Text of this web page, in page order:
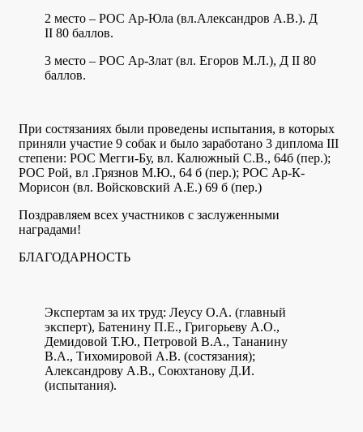
2 место – РОС Ар-Юла (вл.Александров А.В.). Д
II 80 баллов.
3 место – РОС Ар-Злат (вл. Егоров М.Л.), Д II 80
баллов.
При состязаниях были проведены испытания, в которых
приняли участие 9 собак и было заработано 3 диплома III
степени: РОС Мегги-Бу, вл. Калюжный С.В., 64б (пер.);
РОС Рой, вл .Грязнов М.Ю., 64 б (пер.); РОС Ар-К-
Морисон (вл. Войсковский А.Е.) 69 б (пер.)
Поздравляем всех участников с заслуженными
наградами!
БЛАГОДАРНОСТЬ
Экспертам за их труд: Леусу О.А. (главный
эксперт), Батенину П.Е., Григорьеву А.О.,
Демидовой Т.Ю., Петровой В.А., Тананину
В.А., Тихомировой А.В. (состязания);
Александрову А.В., Союхтанову Д.И.
(испытания).